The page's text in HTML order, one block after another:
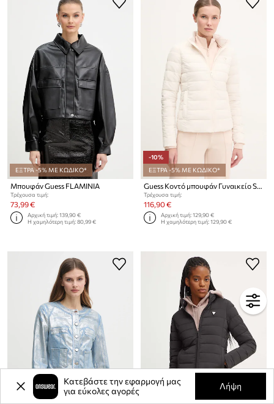
ΕΞΤΡΑ -5% ΜΕ ΚΩΔΙΚΟ*
Μπουφάν Guess FLAMINIA
Τρέχουσα τιμή:
73,99 €
Αρχική τιμή:139,90 €
Η χαμηλότερη τιμή:80,99 €
-10%
ΕΞΤΡΑ -5% ΜΕ ΚΩΔΙΚΟ*
Τρέχουσα τιμή:
116,90 €
Αρχική τιμή:129,90 €
Η χαμηλότερη τιμή:129,90 €
Κατεβάστε την εφαρμογή μας
για εύκολες αγορές
Λήψη